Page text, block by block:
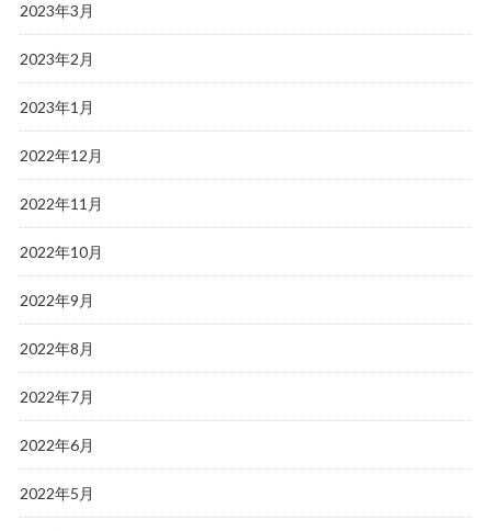
2023年3月
2023年2月
2023年1月
2022年12月
2022年11月
2022年10月
2022年9月
2022年8月
2022年7月
2022年6月
2022年5月